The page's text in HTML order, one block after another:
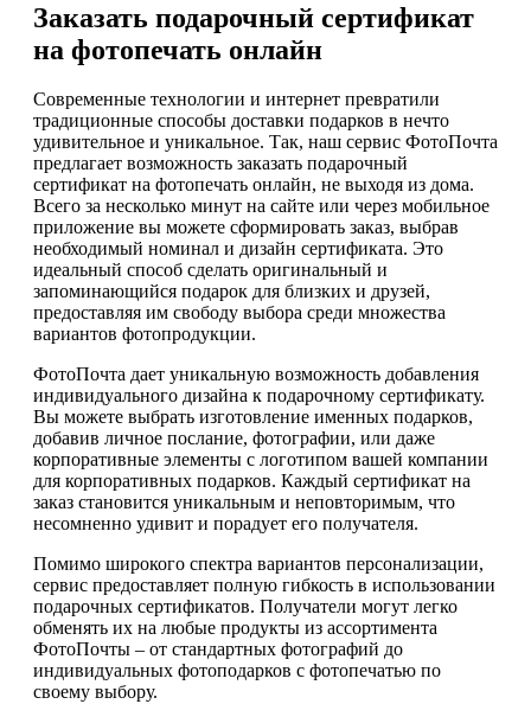
Заказать подарочный сертификат
на фотопечать онлайн
Современные технологии и интернет превратили
традиционные способы доставки подарков в нечто
удивительное и уникальное. Так, наш сервис ФотоПочта
предлагает возможность заказать подарочный
сертификат на фотопечать онлайн, не выходя из дома.
Всего за несколько минут на сайте или через мобильное
приложение вы можете сформировать заказ, выбрав
необходимый номинал и дизайн сертификата. Это
идеальный способ сделать оригинальный и
запоминающийся подарок для близких и друзей,
предоставляя им свободу выбора среди множества
вариантов фотопродукции.
ФотоПочта дает уникальную возможность добавления
индивидуального дизайна к подарочному сертификату.
Вы можете выбрать изготовление именных подарков,
добавив личное послание, фотографии, или даже
корпоративные элементы с логотипом вашей компании
для корпоративных подарков. Каждый сертификат на
заказ становится уникальным и неповторимым, что
несомненно удивит и порадует его получателя.
Помимо широкого спектра вариантов персонализации,
сервис предоставляет полную гибкость в использовании
подарочных сертификатов. Получатели могут легко
обменять их на любые продукты из ассортимента
ФотоПочты – от стандартных фотографий до
индивидуальных фотоподарков с фотопечатью по
своему выбору.